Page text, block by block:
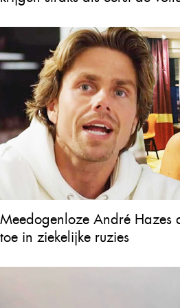
Meedogenloze André Hazes
toe in ziekelijke ruzies